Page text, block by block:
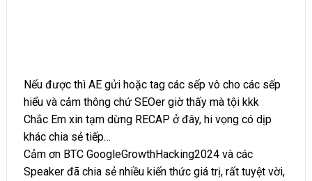
Nếu được thì AE gửi hoặc tag các sếp vô cho các sếp
hiểu và cảm thông chứ SEOer giờ thấy mà tội kkk
Chắc Em xin tạm dừng RECAP ở đây, hi vọng có dịp
khác chia sẻ tiếp…
Cảm ơn BTC GoogleGrowthHacking2024 và các
Speaker đã chia sẻ nhiều kiến thức giá trị, rất tuyệt vời,